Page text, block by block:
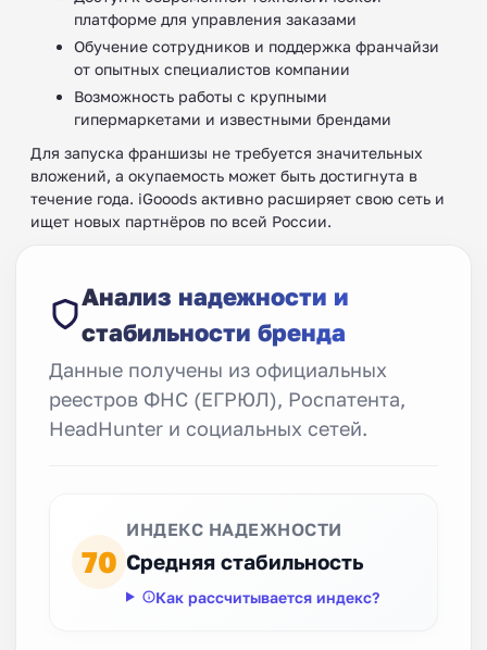
платформе для управления заказами
Обучение сотрудников и поддержка франчайзи
от опытных специалистов компании
Возможность работы с крупными
гипермаркетами и известными брендами
Для запуска франшизы не требуется значительных
вложений, а окупаемость может быть достигнута в
течение года. iGooods активно расширяет свою сеть и
ищет новых партнёров по всей России.
Анализ надежности и
стабильности бренда
Данные получены из официальных
реестров ФНС (ЕГРЮЛ), Роспатента,
HeadHunter и социальных сетей.
70
ИНДЕКС НАДЕЖНОСТИ
Средняя стабильность
Как рассчитывается индекс?